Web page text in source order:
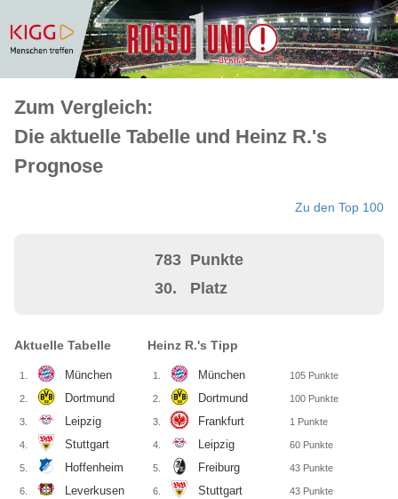
Zum Vergleich:
Die aktuelle Tabelle und Heinz R.'s
Prognose
Zu den Top 100
783 Punkte
30.
Platz
Aktuelle Tabelle
1. München
2. Dortmund
3. Leipzig
4. Stuttgart
5. Hoffenheim
6. Leverkusen
Heinz R.'s Tipp
1. München 105 Punkte
2. Dortmund 100 Punkte
3. Frankfurt 1 Punkte
4. Leipzig 60 Punkte
5. Freiburg 43 Punkte
6. Stuttgart 43 Punkte